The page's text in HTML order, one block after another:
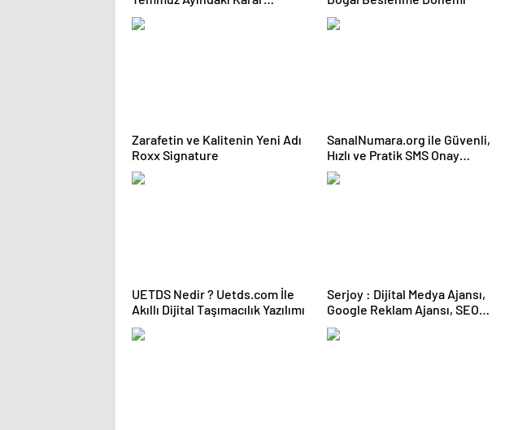
Duruşmasına Çevrildi
Zarafetin ve Kalitenin Yeni Adı
Roxx Signature
SanalNumara.org ile Güvenli,
Hızlı ve Pratik SMS Onay
Çözümleri
UETDS Nedir ? Uetds.com İle
Akıllı Dijital Taşımacılık Yazılımı
Serjoy : Dijital Medya Ajansı,
Google Reklam Ajansı, SEO
Ajansı ve Web Tasarım Ajansı